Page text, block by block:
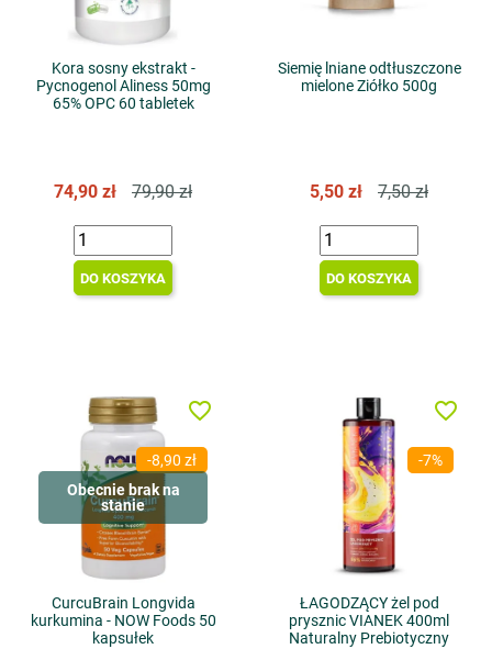
Kora sosny ekstrakt -
Pycnogenol Aliness 50mg
65% OPC 60 tabletek
74,90 zł 79,90 zł
DO KOSZYKA
Siemię lniane odtłuszczone
mielone Ziółko 500g
5,50 zł 7,50 zł
DO KOSZYKA
-8,90 zł
Obecnie brak na
stanie
CurcuBrain Longvida
kurkumina - NOW Foods 50
kapsułek
favorite_border
-7%
ŁAGODZĄCY żel pod
prysznic VIANEK 400ml
Naturalny Prebiotyczny
favorite_border